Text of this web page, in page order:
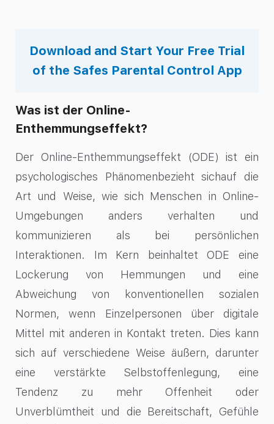
Download and Start Your Free Trial
of the Safes Parental Control App
Was ist der Online-
Enthemmungseffekt?
Der Online-Enthemmungseffekt (ODE) ist ein
psychologisches Phänomenbezieht sichauf die
Art und Weise, wie sich Menschen in Online-
Umgebungen anders verhalten und
kommunizieren als bei persönlichen
Interaktionen. Im Kern beinhaltet ODE eine
Lockerung von Hemmungen und eine
Abweichung von konventionellen sozialen
Normen, wenn Einzelpersonen über digitale
Mittel mit anderen in Kontakt treten. Dies kann
sich auf verschiedene Weise äußern, darunter
eine verstärkte Selbstoffenlegung, eine
Tendenz zu mehr Offenheit oder
Unverblümtheit und die Bereitschaft, Gefühle